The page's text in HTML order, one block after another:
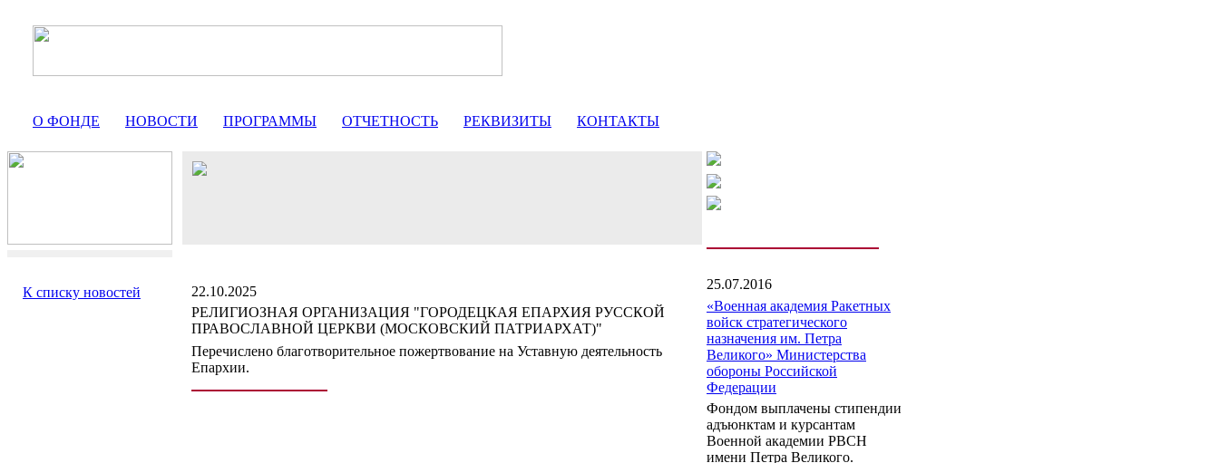
О ФОНДЕ НОВОСТИ ПРОГРАММЫ ОТЧЕТНОСТЬ РЕКВИЗИТЫ КОНТАКТЫ
К списку новостей
22.10.2025
РЕЛИГИОЗНАЯ ОРГАНИЗАЦИЯ "ГОРОДЕЦКАЯ ЕПАРХИЯ РУССКОЙ
ПРАВОСЛАВНОЙ ЦЕРКВИ (МОСКОВСКИЙ ПАТРИАРХАТ)"
Перечислено благотворительное пожертвование на Уставную деятельность
Епархии.
25.07.2016
«Военная академия Ракетных
войск стратегического
назначения им. Петра
Великого» Министерства
обороны Российской
Федерации
Фондом выплачены стипендии
адъюнктам и курсантам
Военной академии РВСН
имени Петра Великого.